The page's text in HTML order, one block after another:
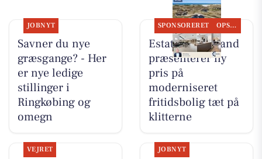
JOBNYT
Savner du nye
græsgange? - Her
er nye ledige
stillinger i
Ringkøbing og
omegn
SPONSORERET OPSLAGSTAVLEN
Estate Vestjylland
præsenterer ny
pris på
moderniseret
fritidsbolig tæt på
klitterne
VEJRET JOBNYT